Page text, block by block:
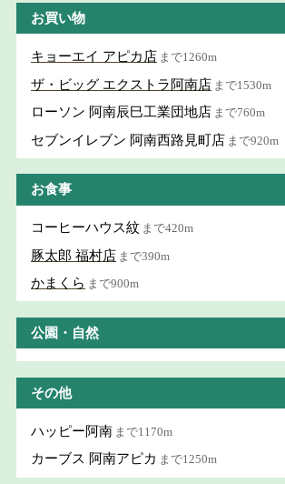
お買い物
キョーエイ アピカ店 まで1260m
ザ・ビッグ エクストラ阿南店 まで1530m
ローソン 阿南辰巳工業団地店 まで760m
セブンイレブン 阿南西路見町店 まで920m
お食事
コーヒーハウス紋 まで420m
豚太郎 福村店 まで390m
かまくら まで900m
公園・自然
その他
ハッピー阿南 まで1170m
カーブス 阿南アピカ まで1250m